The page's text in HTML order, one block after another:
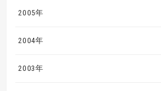
2005年
2004年
2003年